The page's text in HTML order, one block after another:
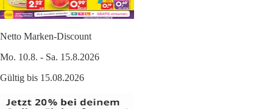
Netto Marken-Discount
Mo. 10.8. - Sa. 15.8.2026
Gültig bis 15.08.2026